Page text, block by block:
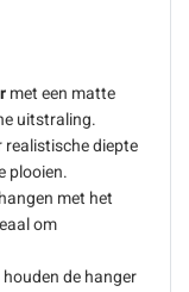
met een matte
uitstraling.
realistische diepte
plooien.
met het
om
de hanger